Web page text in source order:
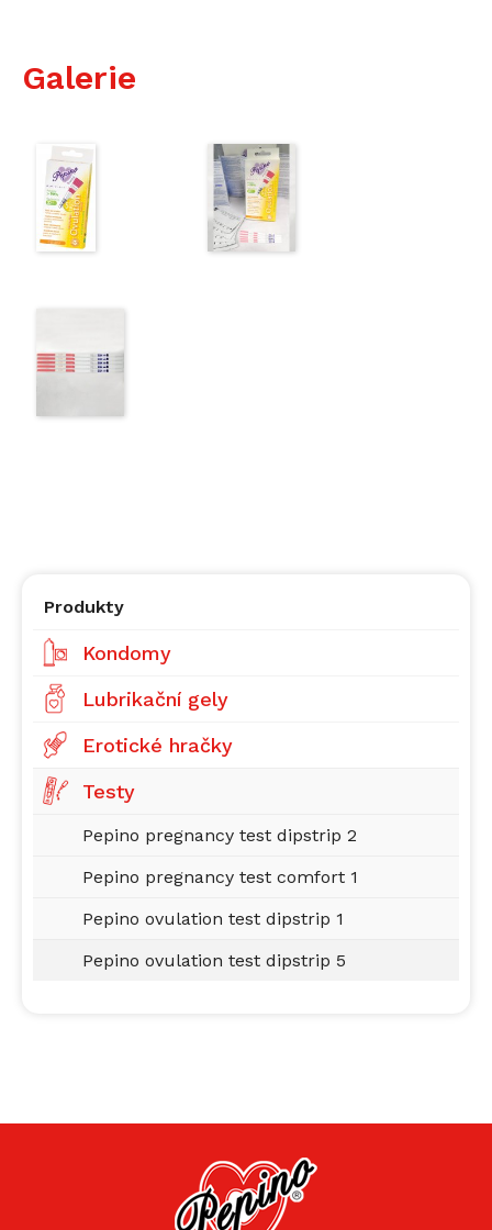
Galerie
Produkty
Kondomy
Lubrikační gely
Erotické hračky
Testy
Pepino pregnancy test dipstrip 2
Pepino pregnancy test comfort 1
Pepino ovulation test dipstrip 1
Pepino ovulation test dipstrip 5